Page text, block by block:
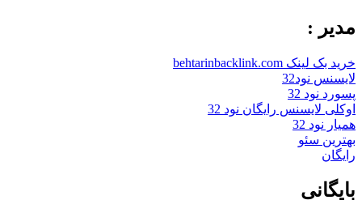
مدیر :
خرید بک لینک behtarinbacklink.com
لایسنس نود32
پسورد نود 32
اوکلی لایسنس رایگان نود 32
همیار نود 32
بهترین سئو
رایگان
بایگانی